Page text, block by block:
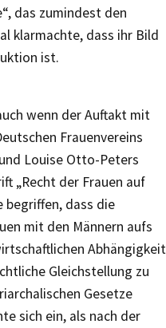
das zumindest den
klarmachte, dass ihr Bild
ist.
wenn der Auftakt mit
Frauenvereins
Louise Otto-Peters
„Recht der Frauen auf
begriffen, dass die
mit den Männern aufs
Abhängigkeit
Gleichstellung zu
Gesetze
sich ein, als nach der